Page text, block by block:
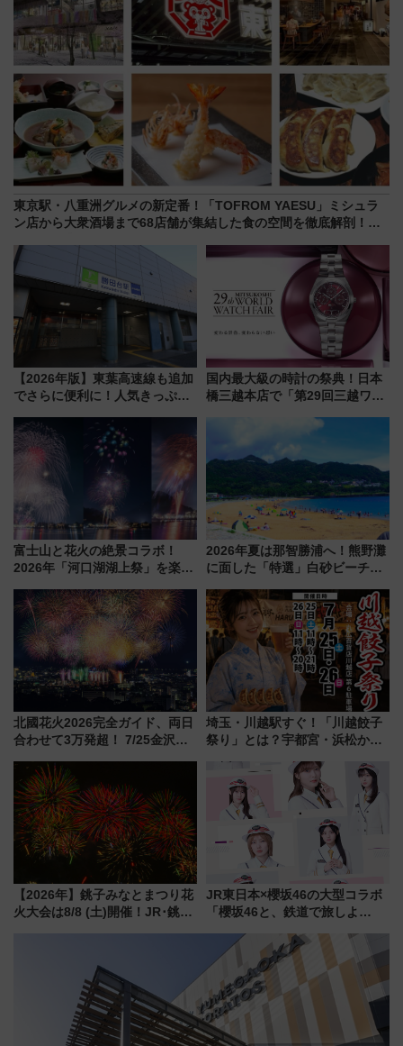
東京駅・八重洲グルメの新定番！「TOFROM YAESU」ミシュラ
ン店から大衆酒場まで68店舗が集結した食の空間を徹底解剖！
【2026年版】東葉高速線も追加
でさらに便利に！人気きっぷ
今年も発売 秋・早春に千葉県を
巡るなら使い勝手・コスパ抜群
国内最大級の時計の祭典！日本
橋三越本店で「第29回三越ワー
【2026年8月5日～25日】
富士山と花火の絶景コラボ！
2026年「河口湖湖上祭」を楽し
ススメ
2026年夏は那智勝浦へ！熊野灘
に面した「特選」白砂ビーチは
会」は8月11日開催！
北國花火2026完全ガイド、両日
合わせて3万発超！ 7/25金沢大
会の日程・アクセス・観覧席ま
とめ（石川県）
埼玉・川越駅すぐ！「川越餃子
祭り」とは？宇都宮・浜松から
を食べ比べ【7月25日・26日開
催】
【2026年】銚子みなとまつり花
火大会は8/8 (土)開催！JR･銚子
力＆屋台を満喫
JR東日本×櫻坂46の大型コラボ
「櫻坂46と、鉄道で旅しよ
潟・長野・庄内へ